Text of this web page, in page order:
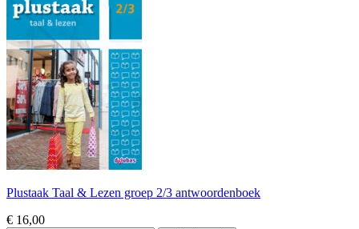
Plustaak Taal & Lezen groep 2/3 antwoordenboek
€ 16,00